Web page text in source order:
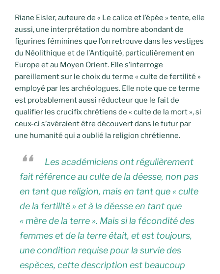
Riane Eisler, auteure de « Le calice et l’épée » tente, elle
aussi, une interprétation du nombre abondant de
figurines féminines que l’on retrouve dans les vestiges
du Néolithique et de l’Antiquité, particulièrement en
Europe et au Moyen Orient. Elle s’interroge
pareillement sur le choix du terme « culte de fertilité »
employé par les archéologues. Elle note que ce terme
est probablement aussi réducteur que le fait de
qualifier les crucifix chrétiens de « culte de la mort », si
ceux-ci s’avéraient être découvert dans le futur par
une humanité qui a oublié la religion chrétienne.
Les académiciens ont régulièrement
fait référence au culte de la déesse, non pas
en tant que religion, mais en tant que « culte
de la fertilité » et à la déesse en tant que
« mère de la terre ». Mais si la fécondité des
femmes et de la terre était, et est toujours,
une condition requise pour la survie des
espèces, cette description est beaucoup